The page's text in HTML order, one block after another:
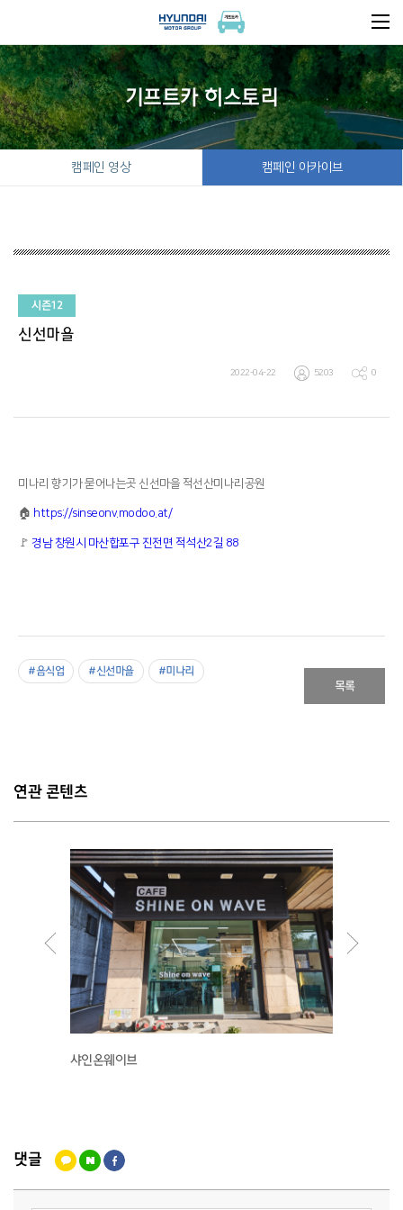
기프트카 히스토리
캠페인 영상 캠페인 아카이브
시즌12
신선마을
2022-04-22 5203 0
미나리 향기가 묻어나는곳 신선마을 적선산미나리공원
🏠 https://sinseonv.modoo.at/
🚩 경남 창원시 마산합포구 진전면 적석산2길 88
#음식업 #신선마을 #미나리
목록
연관 콘텐츠
샤인온웨이브
댓글